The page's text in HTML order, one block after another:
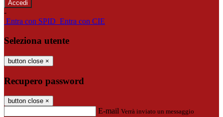
-
Entra con SPID Entra con CIE
Seleziona utente
button close ×
Recupero password
button close ×
E-mail Verrà inviato un messaggio